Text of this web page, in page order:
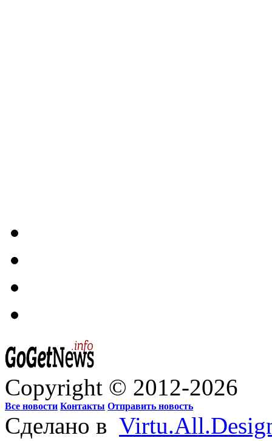
Copyright © 2012-2026
Все новости Контакты Отправить новость
Сделано в